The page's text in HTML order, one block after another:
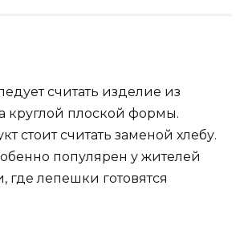
считать изделие из
круглой плоской формы.
стоит считать заменой хлебу.
популярен у жителей
где лепешки готовятся